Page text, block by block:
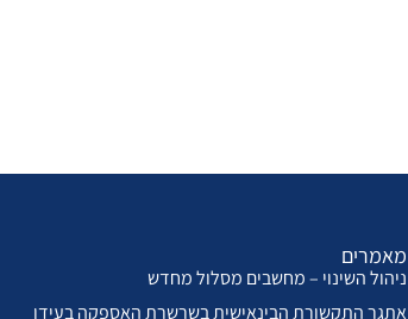
מאמרים
ניהול השינוי – מחשבים מסלול מחדש
אתגר התקשורת הבינאישית בשרשרת האספקה בעידן